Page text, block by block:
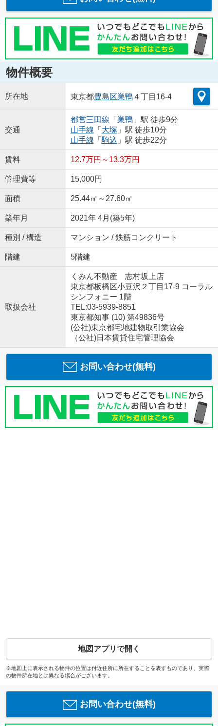
物件概要
所在地 東京都豊島区巣鴨４丁目16-4
交通
都営三田線 「 巣鴨」駅 徒歩9分
山手線 「 大塚 」駅 徒歩10分
山手線 「 駒込 」駅 徒歩22分
賃料 12.7万円～13.3万円
管理費等 15,000円
面積 25.44㎡～27.60㎡
築年月 2021年 4月(築5年)
種別 / 構造 マンション / 鉄筋コンクリート
階建 5階建
取扱会社
くみん不動産 志村坂上店
東京都板橋区小豆沢２丁目17-9 コーラル
シンフォニー 1階
TEL:03-5939-8851
東京都知事 (10) 第49836号
(公社)東京都宅地建物取引業協会
（公社)日本賃貸住宅管理協会
お問い合わせ(無料)
地図アプリで開く
※地図上に表示される物件の位置は付近住所に所在することを表すものであり、実際
の物件所在地とは異なる場合がございます。
お問い合わせ(無料)